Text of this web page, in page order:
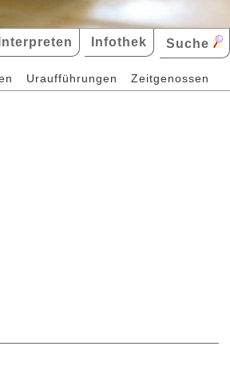
Interpreten Infothek Suche
Uraufführungen Zeitgenossen